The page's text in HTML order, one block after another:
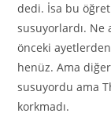
dedi. İsa bu
susuyorlardı. Ne
önceki
henüz. Ama
susuyordu ama
korkmadı.